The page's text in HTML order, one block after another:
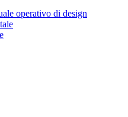
operativo di design